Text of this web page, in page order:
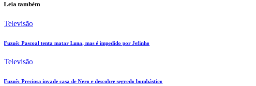
Leia também
Televisão
Fuzuê: Pascoal tenta matar Luna, mas é impedido por Jefinho
Televisão
Fuzuê: Preciosa invade casa de Nero e descobre segredo bombástico